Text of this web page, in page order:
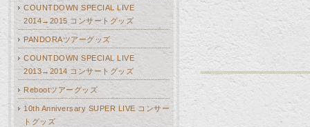
COUNTDOWN SPECIAL LIVE
2014→2015 コンサートグッズ
PANDORAツアーグッズ
COUNTDOWN SPECIAL LIVE
2013→2014 コンサートグッズ
Rebootツアーグッズ
10th Anniversary SUPER LIVE コンサー
トグッズ